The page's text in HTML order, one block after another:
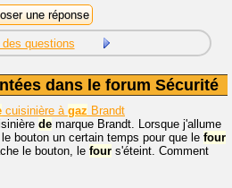
des questions
dans le forum Sécurité
cuisinière à gaz Brandt
de marque Brandt. Lorsque j'allume
bouton un certain temps pour que le four
le bouton, le four s'éteint. Comment